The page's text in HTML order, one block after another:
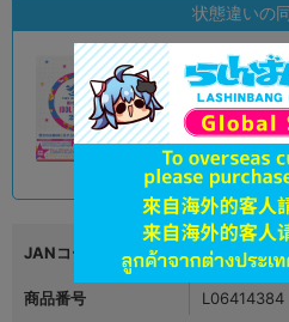
状態違いの
状態 :A
オンライン
品切状態 2,790円 税込
JANコード
商品番号 L06414384